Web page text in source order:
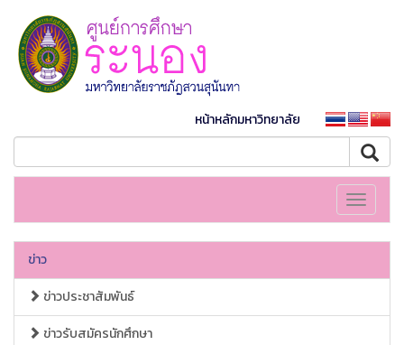
หน้าหลักมหาวิทยาลัย
Toggle
ข่าว
ข่าวประชาสัมพันธ์
ข่าวรับสมัครนักศึกษา